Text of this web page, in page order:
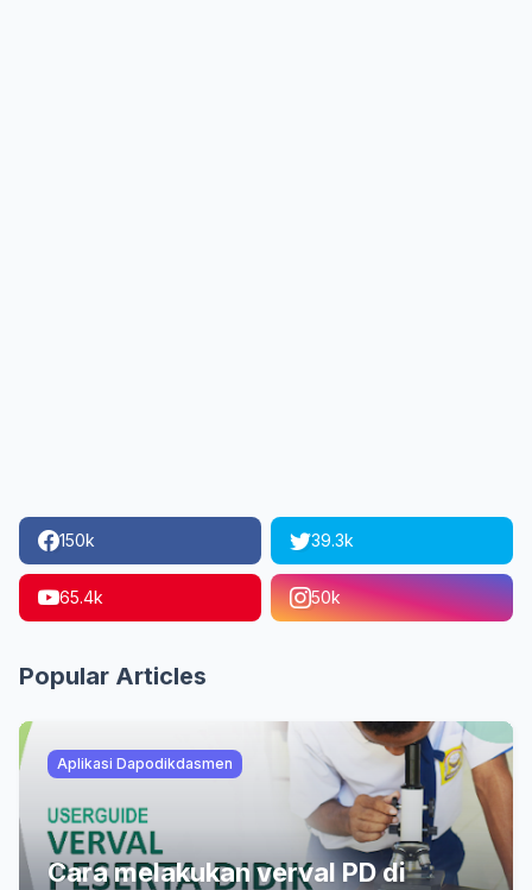
150k 39.3k
65.4k 50k
Popular Articles
Aplikasi Dapodikdasmen
Cara melakukan verval PD di